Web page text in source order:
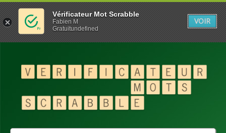
Vérificateur Mot Scrabble
Fabien M
Gratuitundefined
VOIR